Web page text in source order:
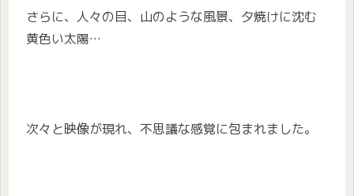
さらに、人々の目、山のような風景、夕焼けに沈む
黄色い太陽…
次々と映像が現れ、不思議な感覚に包まれました。